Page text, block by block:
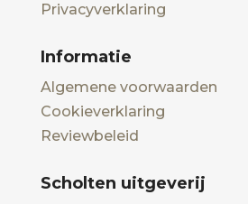
Privacyverklaring
Informatie
Algemene voorwaarden
Cookieverklaring
Reviewbeleid
Scholten uitgeverij